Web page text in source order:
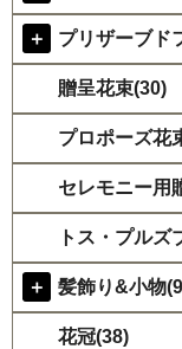
＋ プリザーブド
贈呈花束(30)
プロポーズ花
セレモニー用
トス・プルズ
＋ 髪飾り&小物
花冠(38)